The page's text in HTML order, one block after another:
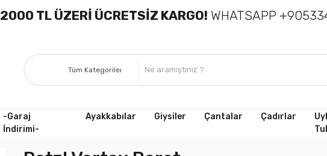
2000 TL ÜZERİ ÜCRETSİZ KARGO! WHATSAPP
-Garaj
İndirimi-
Ayakkabılar Giysiler Çantalar Çadırlar